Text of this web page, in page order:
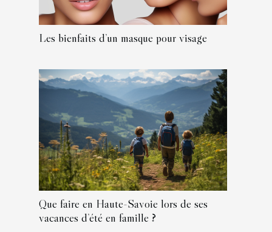
Les bienfaits d’un masque pour visage
Que faire en Haute-Savoie lors de ses
vacances d’été en famille ?